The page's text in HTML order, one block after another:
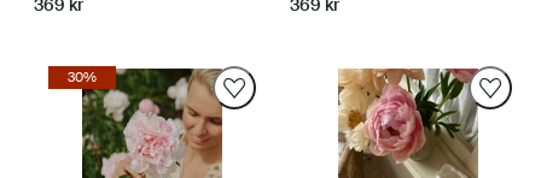
369 kr 369 kr
30%